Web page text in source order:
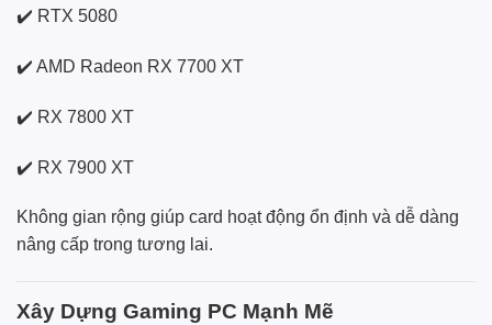
✔️ RTX 5080
✔️ AMD Radeon RX 7700 XT
✔️ RX 7800 XT
✔️ RX 7900 XT
Không gian rộng giúp card hoạt động ổn định và dễ dàng
nâng cấp trong tương lai.
Xây Dựng Gaming PC Mạnh Mẽ